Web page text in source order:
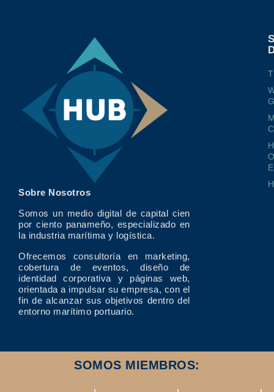
Sobre Nosotros
Somos un medio digital de capital cien
por ciento panameño, especializado en
la industria marítima y logística.
Ofrecemos consultoría en marketing,
cobertura de eventos, diseño de
identidad corporativa y páginas web,
orientada a impulsar su empresa, con el
fin de alcanzar sus objetivos dentro del
entorno marítimo portuario.
SOMOS MIEMBROS: